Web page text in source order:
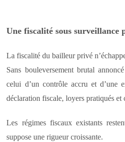
Une fiscalité sous surveillance
La fiscalité du bailleur privé
Sans bouleversement brutal
celui d’un contrôle accru et d’une
déclaration fiscale, loyers pratiqués et
Les régimes fiscaux existants
suppose une rigueur croissante.